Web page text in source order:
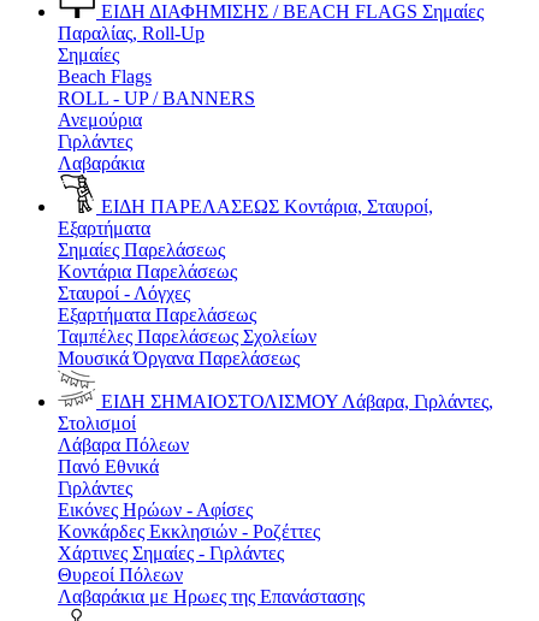
ΕΙΔΗ ΔΙΑΦΗΜΙΣΗΣ / BEACH FLAGS Σημαίες
Παραλίας, Roll-Up
Σημαίες
Beach Flags
ROLL - UP / BANNERS
Ανεμούρια
Γιρλάντες
Λαβαράκια
ΕΙΔΗ ΠΑΡΕΛΑΣΕΩΣ Κοντάρια, Σταυροί,
Εξαρτήματα
Σημαίες Παρελάσεως
Κοντάρια Παρελάσεως
Σταυροί - Λόγχες
Εξαρτήματα Παρελάσεως
Ταμπέλες Παρελάσεως Σχολείων
Μουσικά Όργανα Παρελάσεως
ΕΙΔΗ ΣΗΜΑΙΟΣΤΟΛΙΣΜΟΥ Λάβαρα, Γιρλάντες,
Στολισμοί
Λάβαρα Πόλεων
Πανό Εθνικά
Γιρλάντες
Εικόνες Ηρώων - Αφίσες
Κονκάρδες Εκκλησιών - Ροζέττες
Χάρτινες Σημαίες - Γιρλάντες
Θυρεοί Πόλεων
Λαβαράκια με Ηρωες της Επανάστασης